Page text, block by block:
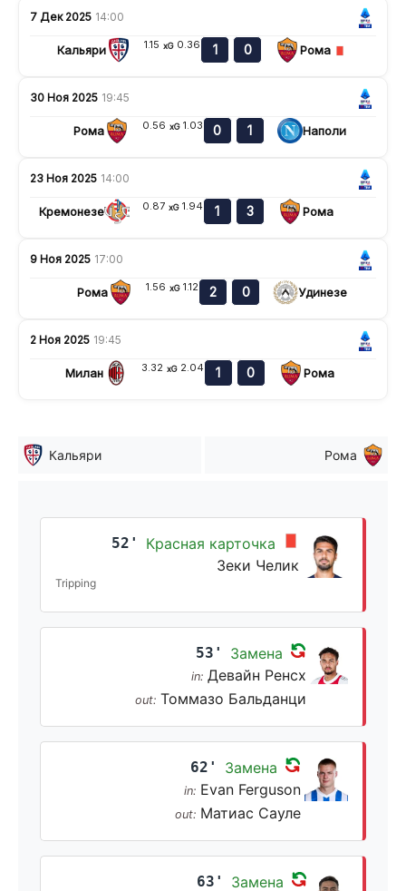
7 Дек 2025 14:00
Кальяри 1.15 xG 0.36 1 0 Рома
30 Ноя 2025 19:45
Рома 0.56 xG 1.03 0 1 Наполи
23 Ноя 2025 14:00
Кремонезе 0.87 xG 1.94 1 3 Рома
9 Ноя 2025 17:00
Рома 1.56 xG 1.12 2 0 Удинезе
2 Ноя 2025 19:45
Милан 3.32 xG 2.04 1 0 Рома
Кальяри Рома
52'
Красная карточка
Зеки Челик
Tripping
53' Замена
in: Девайн Ренсх
out: Томмазо Бальданци
62' Замена
in: Evan Ferguson
out: Матиас Сауле
63' Замена